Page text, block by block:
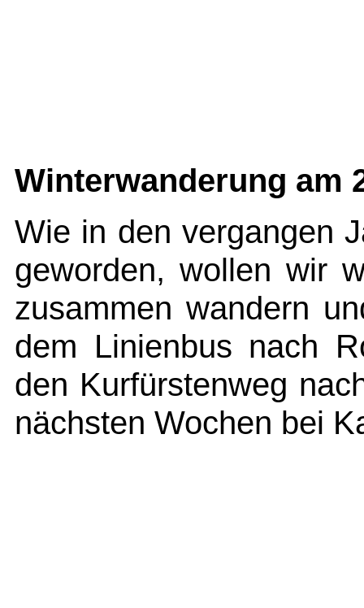
Winterwanderung am
Wie in den vergangen
geworden, wollen wir
zusammen wandern
dem Linienbus nach
den Kurfürstenweg
nächsten Wochen bei